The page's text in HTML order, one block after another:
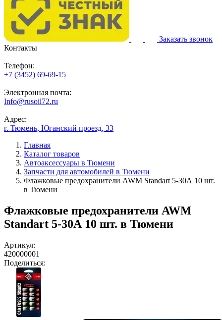
Заказать звонок
Контакты
Телефон:
+7 (3452) 69-69-15
Электронная почта:
Info@rusoil72.ru
Адрес:
г. Тюмень, Юганский проезд, 33
Главная
Каталог товаров
Автоаксессуары в Тюмени
Запчасти для автомобилей в Тюмени
Флажковые предохранители AWM Standart 5-30А 10 шт.
в Тюмени
Флажковые предохранители AWM
Standart 5-30А 10 шт. в Тюмени
Артикул:
420000001
Поделиться: